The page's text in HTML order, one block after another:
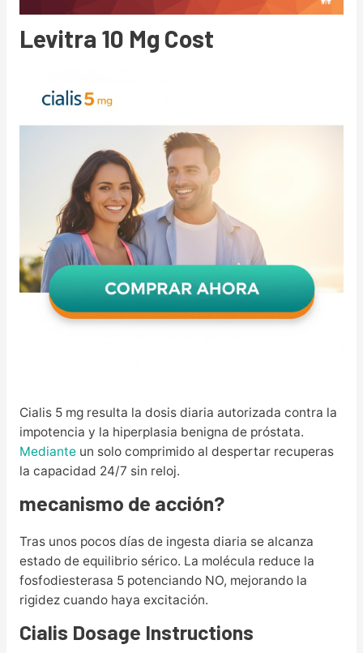
Levitra 10 Mg Cost
Cialis 5 mg resulta la dosis diaria autorizada contra la
impotencia y la hiperplasia benigna de próstata.
Medianteun solo comprimido al despertar recuperas
la capacidad 24/7 sin reloj.
mecanismo de acción?
Tras unos pocos días de ingesta diaria se alcanza
estado de equilibrio sérico. La molécula reduce la
fosfodiesterasa 5 potenciando NO, mejorando la
rigidez cuando haya excitación.
Cialis Dosage Instructions